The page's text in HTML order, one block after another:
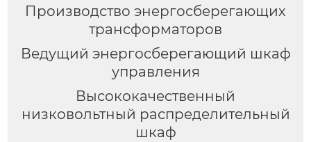
Производство энергосберегающих
трансформаторов
Ведущий энергосберегающий шкаф
управления
Высококачественный
низковольтный распределительный
шкаф